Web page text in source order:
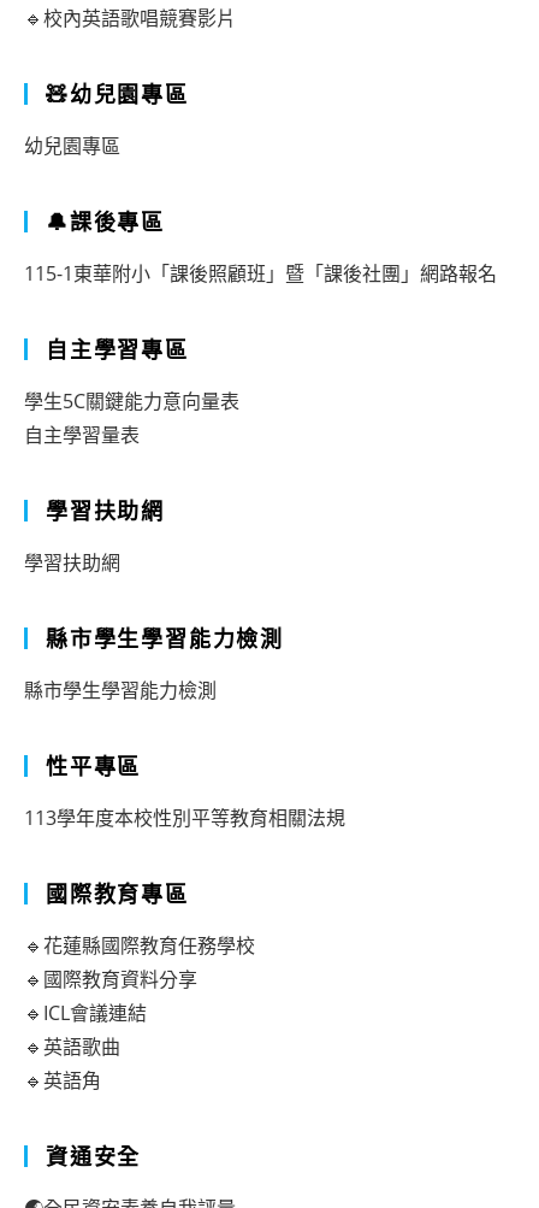
🔹校內英語歌唱競賽影片
🧸幼兒園專區
幼兒園專區
🔔課後專區
115-1東華附小「課後照顧班」暨「課後社團」網路報名
自主學習專區
學生5C關鍵能力意向量表
自主學習量表
學習扶助網
學習扶助網
縣市學生學習能力檢測
縣市學生學習能力檢測
性平專區
113學年度本校性別平等教育相關法規
國際教育專區
🔹花蓮縣國際教育任務學校
🔹國際教育資料分享
🔹ICL會議連結
🔹英語歌曲
🔹英語角
資通安全